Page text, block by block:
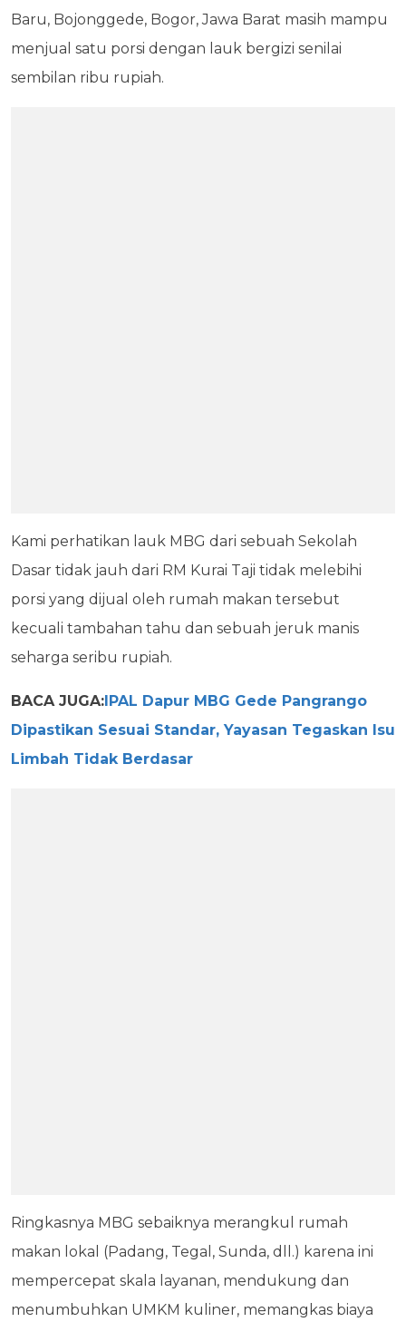
Baru, Bojonggede, Bogor, Jawa Barat masih mampu
menjual satu porsi dengan lauk bergizi senilai
sembilan ribu rupiah.
Kami perhatikan lauk MBG dari sebuah Sekolah
Dasar tidak jauh dari RM Kurai Taji tidak melebihi
porsi yang dijual oleh rumah makan tersebut
kecuali tambahan tahu dan sebuah jeruk manis
seharga seribu rupiah.
BACA JUGA:IPAL Dapur MBG Gede Pangrango
Dipastikan Sesuai Standar, Yayasan Tegaskan Isu
Limbah Tidak Berdasar
Ringkasnya MBG sebaiknya merangkul rumah
makan lokal (Padang, Tegal, Sunda, dll.) karena ini
mempercepat skala layanan, mendukung dan
menumbuhkan UMKM kuliner, memangkas biaya